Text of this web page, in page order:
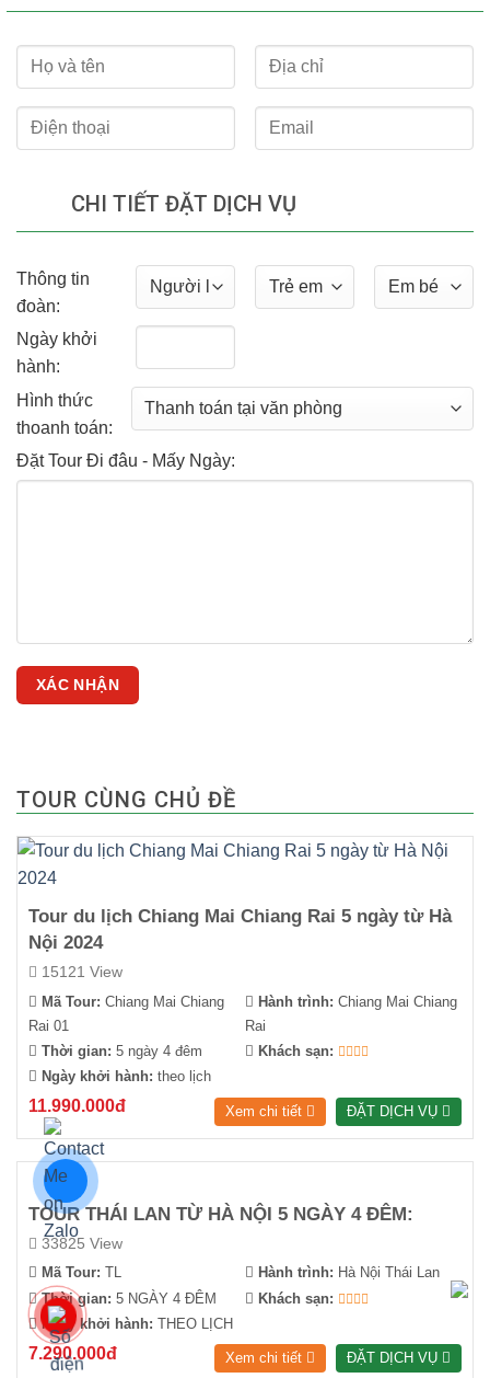
CHI TIẾT ĐẶT DỊCH VỤ
Thông tin
đoàn:
Ngày khởi
hành:
Hình thức
thoanh toán:
Đặt Tour Đi đâu - Mấy Ngày:
TOUR CÙNG CHỦ ĐỀ
Tour du lịch Chiang Mai Chiang Rai 5 ngày từ Hà
Nội 2024
15121 View
Mã Tour: Chiang Mai Chiang
Rai 01
Thời gian: 5 ngày 4 đêm
Ngày khởi hành: theo lịch
Hành trình: Chiang Mai Chiang
Rai
Khách sạn:
11.990.000đ Xem chi tiết ĐẶT DỊCH VỤ
TOUR THÁI LAN TỪ HÀ NỘI 5 NGÀY 4 ĐÊM:
33825 View
Mã Tour: TL
Thời gian: 5 NGÀY 4 ĐÊM
Ngày khởi hành: THEO LỊCH
Hành trình: Hà Nội Thái Lan
Khách sạn:
7.290.000đ Xem chi tiết ĐẶT DỊCH VỤ